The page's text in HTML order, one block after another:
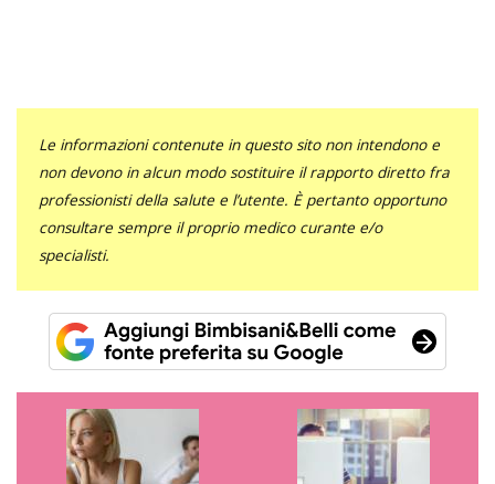
Le informazioni contenute in questo sito non intendono e
non devono in alcun modo sostituire il rapporto diretto fra
professionisti della salute e l’utente. È pertanto opportuno
consultare sempre il proprio medico curante e/o
specialisti.